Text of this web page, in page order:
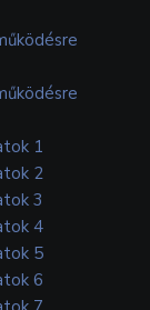
1
2
3
4
5
6